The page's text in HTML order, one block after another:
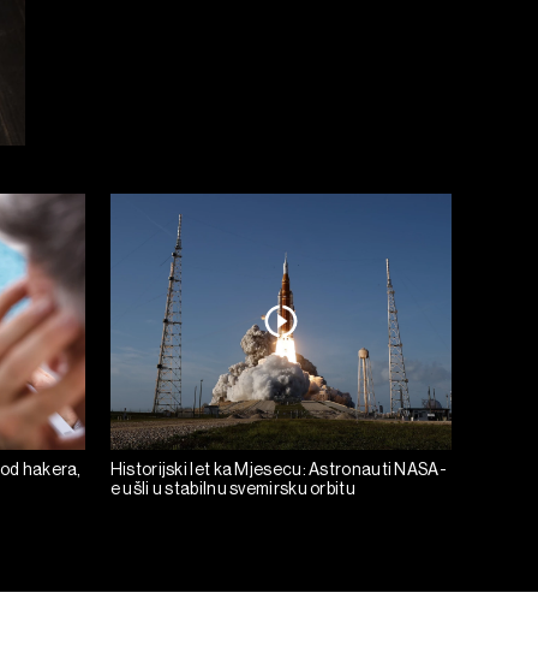
hakera,
Historijski let ka Mjesecu: Astronauti NASA-
e ušli u stabilnu svemirsku orbitu